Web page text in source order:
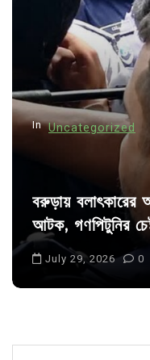
o
n
In Uncategorized
বরুড়ায় বলাৎকারের
আটক, গণপিটুনির
July 29, 2026 0